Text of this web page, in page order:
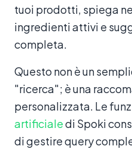
tuoi prodotti, spiega
ingredienti attivi e
completa.
Questo non è un
"ricerca"; è una
personalizzata. Le
artificialedi Spoki
di gestire query